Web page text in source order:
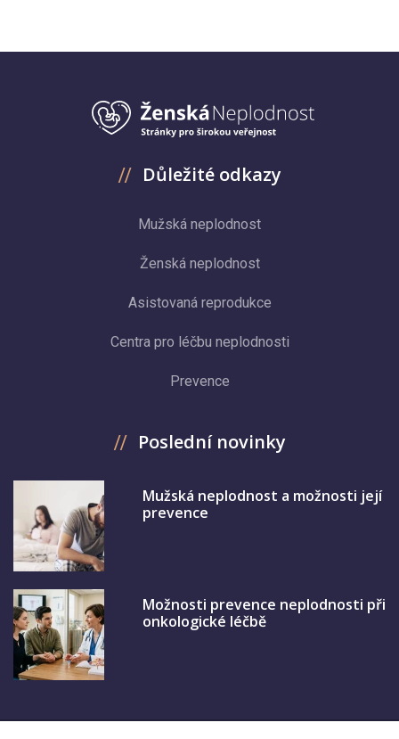
Důležité odkazy
Mužská neplodnost
Ženská neplodnost
Asistovaná reprodukce
Centra pro léčbu neplodnosti
Prevence
Poslední novinky
Mužská neplodnost a možnosti její
prevence
Možnosti prevence neplodnosti při
onkologické léčbě